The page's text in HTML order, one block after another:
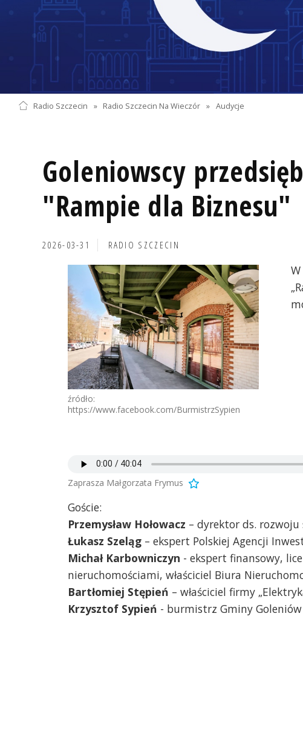
Radio Szczecin » Radio Szczecin Na Wieczór » Audycje
Goleniowscy
"Rampie dla Biznesu"
2026-03-31 RADIO SZCZECIN
źródło:
https://www.facebook.com/BurmistrzSypien
Zaprasza Małgorzata Frymus
Goście:
Przemysław Hołowacz – dyrektor ds. rozwoju
Łukasz Szeląg – ekspert Polskiej Agencji
Michał Karbowniczyn - ekspert finansowy,
nieruchomościami, właściciel Biura
Bartłomiej Stępień – właściciel firmy
Krzysztof Sypień - burmistrz Gminy Goleniów